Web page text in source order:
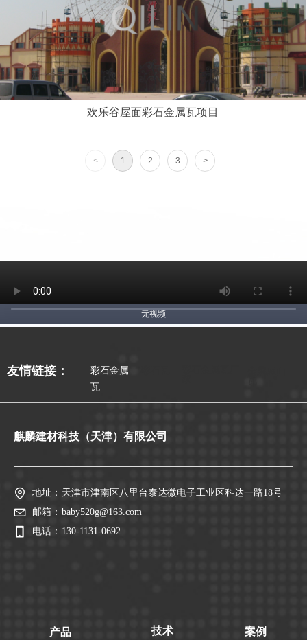
无视频
欢乐谷屋面彩石金属瓦项目
< 1 2 3 >
麒麟建材科技（天津）有限公司
地址： 天津市津南区八里台泰达微电子工业区科达一路18号
邮箱： baby520g@163.com
电话： 130-1131-0692
友情链接：
彩石金属
瓦
技术 案例
产品